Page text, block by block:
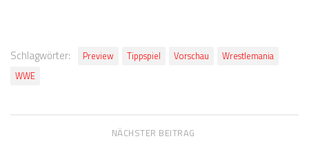
Schlagwörter: Preview Tippspiel Vorschau
Wrestlemania
WWE
NÄCHSTER BEITRAG